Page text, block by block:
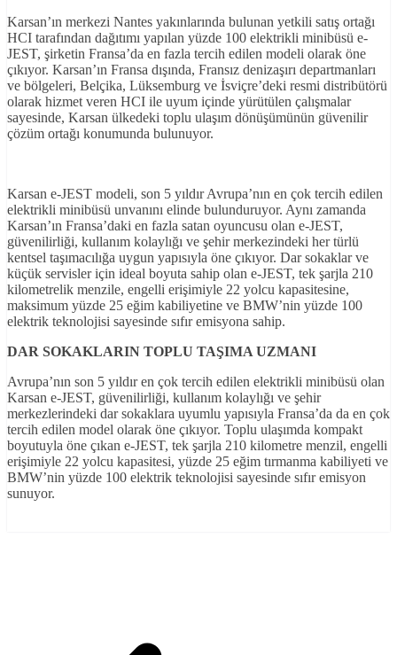
Karsan’ın merkezi Nantes yakınlarında bulunan yetkili satış ortağı
HCI tarafından dağıtımı yapılan yüzde 100 elektrikli minibüsü e-
JEST, şirketin Fransa’da en fazla tercih edilen modeli olarak öne
çıkıyor. Karsan’ın Fransa dışında, Fransız denizaşırı departmanları
ve bölgeleri, Belçika, Lüksemburg ve İsviçre’deki resmi distribütörü
olarak hizmet veren HCI ile uyum içinde yürütülen çalışmalar
sayesinde, Karsan ülkedeki toplu ulaşım dönüşümünün güvenilir
çözüm ortağı konumunda bulunuyor.
Karsan e-JEST modeli, son 5 yıldır Avrupa’nın en çok tercih edilen
elektrikli minibüsü unvanını elinde bulunduruyor. Aynı zamanda
Karsan’ın Fransa’daki en fazla satan oyuncusu olan e-JEST,
güvenilirliği, kullanım kolaylığı ve şehir merkezindeki her türlü
kentsel taşımacılığa uygun yapısıyla öne çıkıyor. Dar sokaklar ve
küçük servisler için ideal boyuta sahip olan e-JEST, tek şarjla 210
kilometrelik menzile, engelli erişimiyle 22 yolcu kapasitesine,
maksimum yüzde 25 eğim kabiliyetine ve BMW’nin yüzde 100
elektrik teknolojisi sayesinde sıfır emisyona sahip.
DAR SOKAKLARIN TOPLU TAŞIMA UZMANI
Avrupa’nın son 5 yıldır en çok tercih edilen elektrikli minibüsü olan
Karsan e-JEST, güvenilirliği, kullanım kolaylığı ve şehir
merkezlerindeki dar sokaklara uyumlu yapısıyla Fransa’da da en çok
tercih edilen model olarak öne çıkıyor. Toplu ulaşımda kompakt
boyutuyla öne çıkan e-JEST, tek şarjla 210 kilometre menzil, engelli
erişimiyle 22 yolcu kapasitesi, yüzde 25 eğim tırmanma kabiliyeti ve
BMW’nin yüzde 100 elektrik teknolojisi sayesinde sıfır emisyon
sunuyor.